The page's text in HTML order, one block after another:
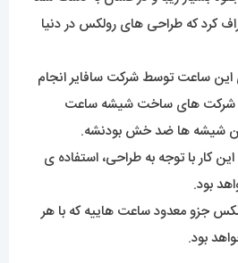
کرد که طراحی های رولکس در دنیا
ساعت توسط شرکت سافایر انجام
شرکت های ساخت شیشه ساعت
شیشه ها ضد خش بودنشه.
کار با توجه به طراحی، استفاده ی
بود.
جزو معدود ساعت هاییه که با هر
بود.